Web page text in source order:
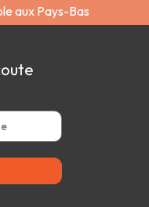
aux Pays-Bas